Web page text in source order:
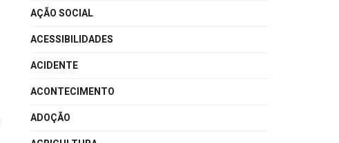
AÇÃO SOCIAL
ACESSIBILIDADES
ACIDENTE
ACONTECIMENTO
ADOÇÃO